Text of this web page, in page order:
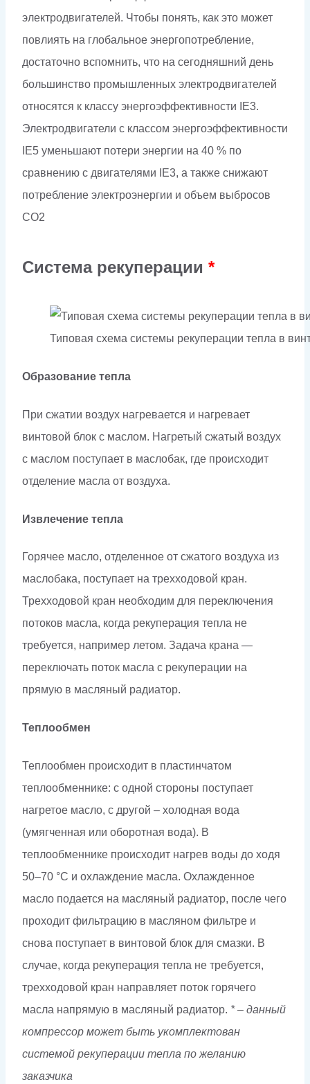
электродвигателей. Чтобы понять, как это может
повлиять на глобальное энергопотребление,
достаточно вспомнить, что на сегодняшний день
большинство промышленных электродвигателей
относятся к классу энергоэффективности IE3.
Электродвигатели с классом энергоэффективности
IE5 уменьшают потери энергии на 40 % по
сравнению с двигателями IE3, а также снижают
потребление электроэнергии и объем выбросов
CO2
Система рекуперации *
Типовая схема системы рекуперации тепла в
Образование тепла
При сжатии воздух нагревается и нагревает
винтовой блок с маслом. Нагретый сжатый воздух
с маслом поступает в маслобак, где происходит
отделение масла от воздуха.
Извлечение тепла
Горячее масло, отделенное от сжатого воздуха из
маслобака, поступает на трехходовой кран.
Трехходовой кран необходим для переключения
потоков масла, когда рекуперация тепла не
требуется, например летом. Задача крана —
переключать поток масла с рекуперации на
прямую в масляный радиатор.
Теплообмен
Теплообмен происходит в пластинчатом
теплообменнике: с одной стороны поступает
нагретое масло, с другой – холодная вода
(умягченная или оборотная вода). В
теплообменнике происходит нагрев воды до ходя
50–70 °С и охлаждение масла. Охлажденное
масло подается на масляный радиатор, после чего
проходит фильтрацию в масляном фильтре и
снова поступает в винтовой блок для смазки. В
случае, когда рекуперация тепла не требуется,
трехходовой кран направляет поток горячего
масла напрямую в масляный радиатор. * – данный
компрессор может быть укомплектован
системой рекуперации тепла по желанию
заказчика